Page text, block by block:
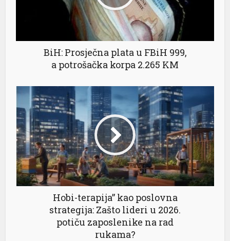
BiH: Prosječna plata u FBiH 999,
a potrošačka korpa 2.265 KM
Hobi-terapija” kao poslovna
strategija: Zašto lideri u 2026.
potiču zaposlenike na rad
rukama?